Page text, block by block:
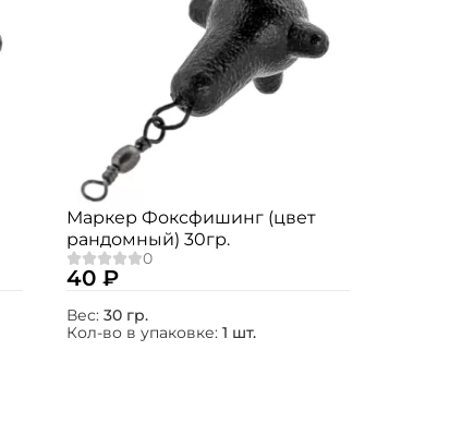
Маркер Фоксфишинг (цвет
рандомный) 30гр.
40 ₽
Вес: 30 гр.
Кол-во в упаковке: 1 шт.